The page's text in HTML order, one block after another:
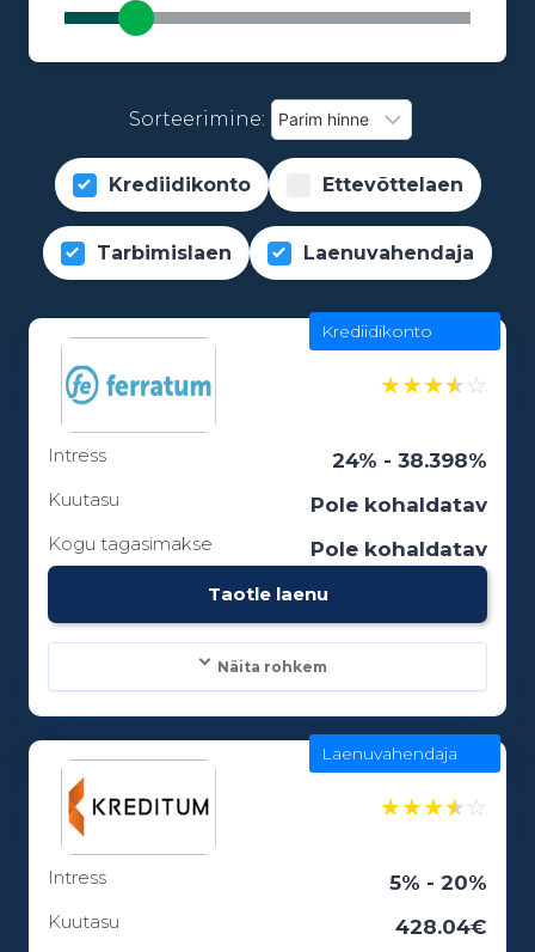
Sorteerimine:
Krediidikonto Ettevõttelaen
Tarbimislaen Laenuvahendaja
★★★★☆
Intress 24% - 38.398%
Kuutasu Pole kohaldatav
Kogu tagasimakse Pole kohaldatav
Taotle laenu
Krediidikonto
Näita rohkem
100 - 5000€
Laenuperiood:
★★★★☆
Intress 5% - 20%
Kuutasu 428.04€
Laenuvahendaja